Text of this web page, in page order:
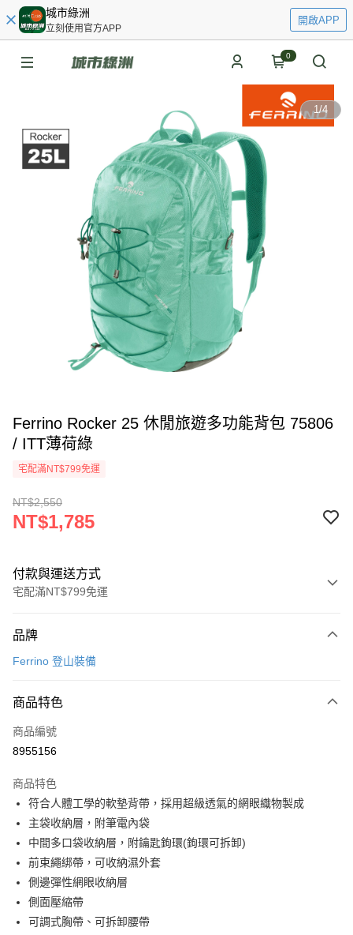
城市綠洲
立刻使用官方APP
開啟APP
0
1/4
Ferrino Rocker 25 休閒旅遊多功能背包 75806
/ ITT薄荷綠
宅配滿NT$799免運
NT$2,550
NT$1,785
付款與運送方式
宅配滿NT$799免運
信用卡一次付款
Apple Pay
街口支付
Google Pay
全盈+PAY
大哥付你分期
相關說明
【大哥付你分期使用說明】
1.本服務由台灣大哥大提供，台灣大哥大用戶可立即使用無須另外申請。
2.付款方式選擇「大哥付你分期」，訂單成立後會自動跳轉到大哥付的交易
流程，驗證手機門號後，選擇欲分期的期數、繳款截止日，確認付款後即完
AFTEE先享後付
相關說明
品牌
Ferrino 登山裝備
商品特色
商品編號
8955156
商品特色
符合人體工學的軟墊背帶，採用超級透氣的網眼織物製成
主袋收納層，附筆電內袋
中間多口袋收納層，附鑰匙鉤環(鉤環可拆卸)
前束繩綁帶，可收納濕外套
側邊彈性網眼收納層
側面壓縮帶
可調式胸帶、可拆卸腰帶